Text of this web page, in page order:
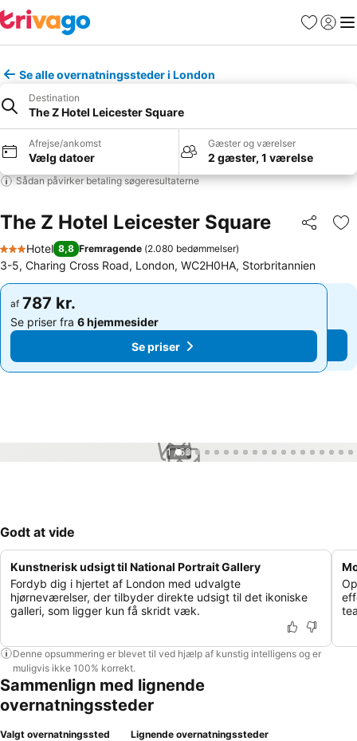
Favoritter
Log ind
Se alle overnatningssteder i London
Destination
The Z Hotel Leicester Square
Afrejse/ankomst
Vælg datoer
Gæster og værelser
2 gæster, 1 værelse
Sådan påvirker betaling søgeresultaterne
The Z Hotel Leicester Square Del
3 Stjerner
Hotel 8,8 Fremragende (2.080 bedømmelser)
3-5, Charing Cross Road, London, WC2H0HA, Storbritannien
af 787 kr.
Se priser fra 6 hjemmesider
Se priser
af 787 kr.
Se priser fra 6 hjemmesider
Se priser
1 / 53
Godt at vide
Kunstnerisk udsigt til National Portrait Gallery
Fordyb dig i hjertet af London med udvalgte
hjørneværelser, der tilbyder direkte udsigt til det ikoniske
galleri, som ligger kun få skridt væk.
Denne opsummering er blevet til ved hjælp af kunstig intelligens og er
muligvis ikke 100% korrekt.
Sammenlign med lignende
overnatningssteder
Valgt overnatningssted Lignende overnatningssteder